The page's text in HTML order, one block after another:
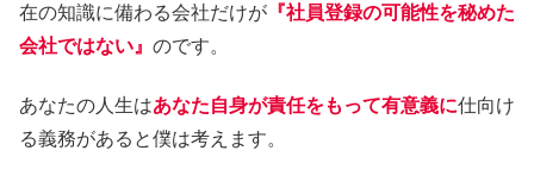
在の知識に備わる会社だけが 『社員登録の可能性を秘めた
会社ではない』 のです。
あなたの人生はあなた自身が責任をもって有意義に仕向け
る義務があると僕は考えます。